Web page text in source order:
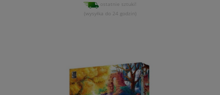
ostatnie sztuki!
(wysyłka do 24 godzin)